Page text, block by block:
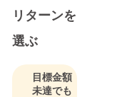
と称し、ビ
デオカメラ
を火縄銃と
活動、
映像活動を
リターンを
選ぶ
目標金額
未達でも